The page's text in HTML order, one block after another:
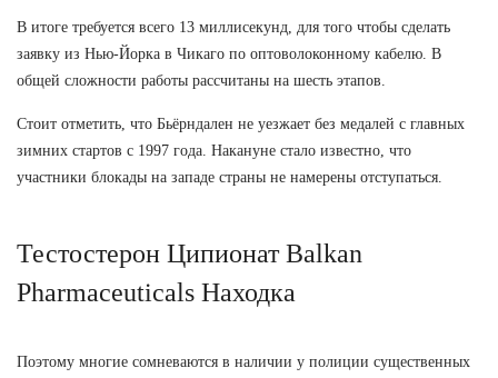
В итоге требуется всего 13 миллисекунд, для того чтобы сделать
заявку из Нью-Йорка в Чикаго по оптоволоконному кабелю. В
общей сложности работы рассчитаны на шесть этапов.
Стоит отметить, что Бьёрндален не уезжает без медалей с главных
зимних стартов с 1997 года. Накануне стало известно, что
участники блокады на западе страны не намерены отступаться.
Тестостерон Ципионат Balkan
Pharmaceuticals Находка
Поэтому многие сомневаются в наличии у полиции существенных